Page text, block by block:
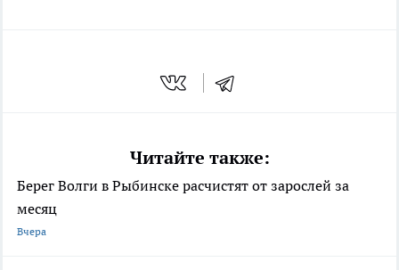
Читайте также:
Берег Волги в Рыбинске расчистят от зарослей за
месяц
Вчера